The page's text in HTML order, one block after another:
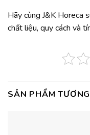
Hãy cùng J&K Horeca
chất liệu, quy cách và
SẢN PHẨM